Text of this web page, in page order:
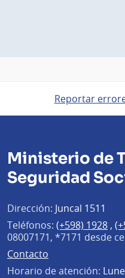
Reportar
Ministerio de
Seguridad
Dirección: Juncal 1511
Teléfonos: (+598) 1928 ,
08007171, *7171 desde
Contacto
Horario de atención: